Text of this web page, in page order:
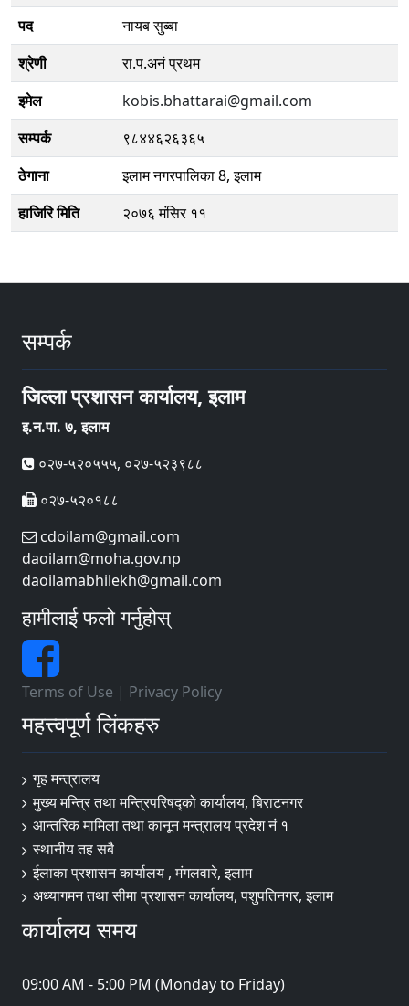
पद
नायब सुब्बा
श्रेणी
रा.प.अनं प्रथम
इमेल
kobis.bhattarai@gmail.com
सम्पर्क
९८४४६२६३६५
ठेगाना
इलाम नगरपालिका 8, इलाम
हाजिरि मिति
२०७६ मंसिर ११
सम्पर्क
जिल्ला प्रशासन कार्यालय, इलाम
इ‍‍‍‌.न.पा. ७, इलाम
०२७-५२०५५५, ०२७-५२३९८८
०२७-५२०१८८
cdoilam@gmail.com
daoilam@moha.gov.np
daoilamabhilekh@gmail.com
हामीलाई फलो गर्नुहोस्
Terms of Use | Privacy Policy
महत्त्वपूर्ण लिंकहरु
गृह मन्त्रालय
मुख्य मन्त्रि तथा मन्त्रिपरिषद्को कार्यालय, बिराटनगर
आन्तरिक मामिला तथा कानून मन्त्रालय प्रदेश नं १
स्थानीय तह सबै
ईलाका प्रशासन कार्यालय , मंगलवारे, इलाम
अध्यागमन तथा सीमा प्रशासन कार्यालय, पशुपतिनगर, इलाम
कार्यालय समय
09:00 AM - 5:00 PM (Monday to Friday)